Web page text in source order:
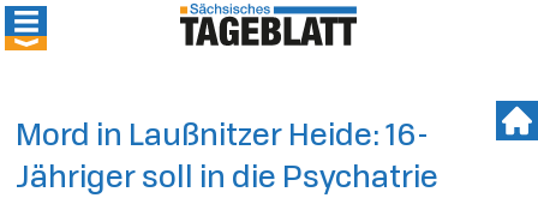
Mord in Laußnitzer Heide: 16-
Jähriger soll in die Psychatrie